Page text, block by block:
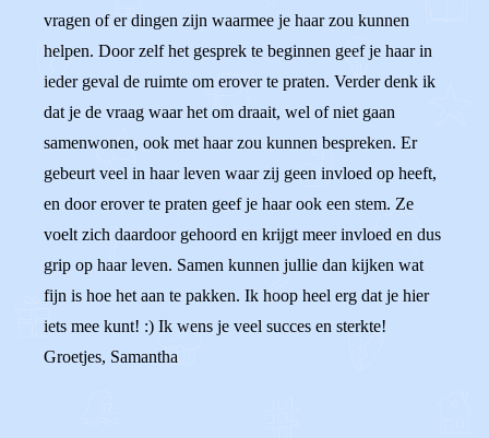
vragen of er dingen zijn waarmee je haar zou kunnen
helpen. Door zelf het gesprek te beginnen geef je haar in
ieder geval de ruimte om erover te praten. Verder denk ik
dat je de vraag waar het om draait, wel of niet gaan
samenwonen, ook met haar zou kunnen bespreken. Er
gebeurt veel in haar leven waar zij geen invloed op heeft,
en door erover te praten geef je haar ook een stem. Ze
voelt zich daardoor gehoord en krijgt meer invloed en dus
grip op haar leven. Samen kunnen jullie dan kijken wat
fijn is hoe het aan te pakken. Ik hoop heel erg dat je hier
iets mee kunt! :) Ik wens je veel succes en sterkte!
Groetjes, Samantha